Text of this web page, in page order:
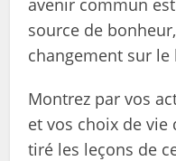
avenir commun
source de
changement sur le
Montrez par vos
et vos choix de vie
tiré les leçons de